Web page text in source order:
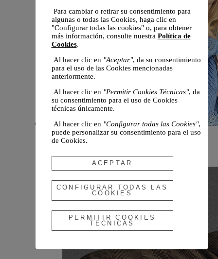
Novedades
Otoño 2026
Para cambiar o retirar su consentimiento para
algunas o todas las Cookies, haga clic en
"Configurar todas las cookies" o, para obtener
más información, consulte nuestra Política de
Cookies.
Al hacer clic en "Aceptar", da su consentimiento
para el uso de las Cookies mencionadas
anteriormente.
Al hacer clic en "Permitir Cookies Técnicas", da
su consentimiento para el uso de Cookies
técnicas únicamente.
Al hacer clic en "Configurar todas las Cookies",
puede personalizar su consentimiento para el uso
de Cookies.
ACEPTAR
CONFIGURAR TODAS LAS
COOKIES
PERMITIR COOKIES
TECNICAS